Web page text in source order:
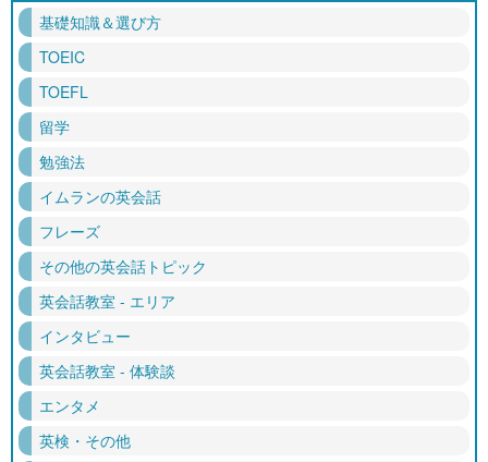
基礎知識＆選び方
TOEIC
TOEFL
留学
勉強法
イムランの英会話
フレーズ
その他の英会話トピック
英会話教室 - エリア
インタビュー
英会話教室 - 体験談
エンタメ
英検・その他